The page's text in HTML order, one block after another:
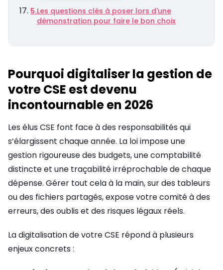
5.Les questions clés à poser lors d'une
démonstration pour faire le bon choix
Pourquoi digitaliser la gestion de
votre CSE est devenu
incontournable en 2026
Les élus CSE font face à des responsabilités qui
s’élargissent chaque année. La loi impose une
gestion rigoureuse des budgets, une comptabilité
distincte et une traçabilité irréprochable de chaque
dépense. Gérer tout cela à la main, sur des tableurs
ou des fichiers partagés, expose votre comité à des
erreurs, des oublis et des risques légaux réels.
La digitalisation de votre CSE répond à plusieurs
enjeux concrets :